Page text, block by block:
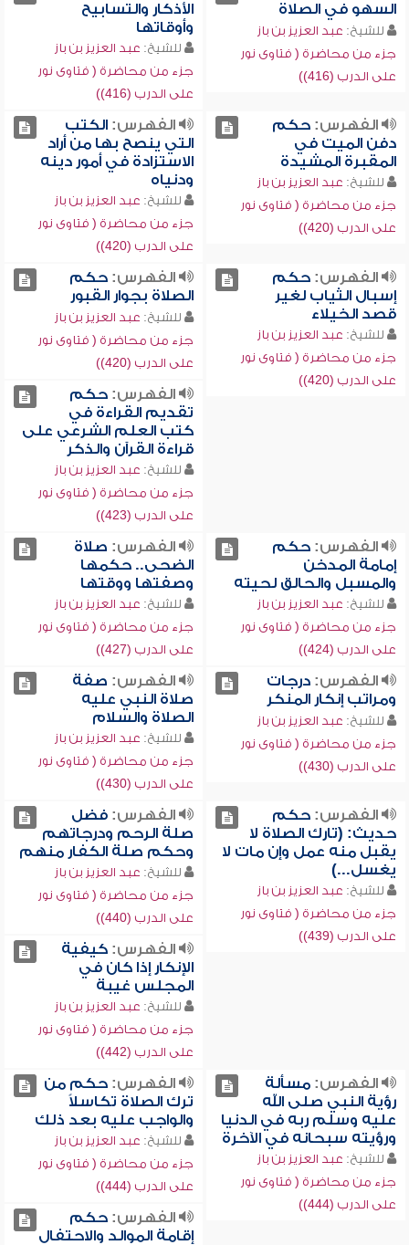
السهو في الصلاة
للشيخ: عبد العزيز بن باز
جزء من محاضرة ( فتاوى نور
على الدرب (416))
الأذكار والتسابيح
وأوقاتها
للشيخ: عبد العزيز بن باز
جزء من محاضرة ( فتاوى نور
على الدرب (416))
الفهرس:حكم
دفن الميت في
المقبرة المشيدة
للشيخ: عبد العزيز بن باز
جزء من محاضرة ( فتاوى نور
على الدرب (420))
الفهرس:الكتب
التي ينصح بها من أراد
الاستزادة في أمور دينه
ودنياه
للشيخ: عبد العزيز بن باز
جزء من محاضرة ( فتاوى نور
على الدرب (420))
الفهرس:حكم
إسبال الثياب لغير
قصد الخيلاء
للشيخ: عبد العزيز بن باز
جزء من محاضرة ( فتاوى نور
على الدرب (420))
الفهرس:حكم
الصلاة بجوار القبور
للشيخ: عبد العزيز بن باز
جزء من محاضرة ( فتاوى نور
على الدرب (420))
الفهرس:حكم
تقديم القراءة في
كتب العلم الشرعي على
قراءة القرآن والذكر
للشيخ: عبد العزيز بن باز
جزء من محاضرة ( فتاوى نور
على الدرب (423))
الفهرس:حكم
إمامة المدخن
والمسبل والحالق لحيته
للشيخ: عبد العزيز بن باز
جزء من محاضرة ( فتاوى نور
على الدرب (424))
الفهرس: صلاة
الضحى.. حكمها
وصفتها ووقتها
للشيخ: عبد العزيز بن باز
جزء من محاضرة ( فتاوى نور
على الدرب (427))
الفهرس:درجات
ومراتب إنكار المنكر
للشيخ: عبد العزيز بن باز
جزء من محاضرة ( فتاوى نور
على الدرب (430))
الفهرس: صفة
صلاة النبي عليه
الصلاة والسلام
للشيخ: عبد العزيز بن باز
جزء من محاضرة ( فتاوى نور
على الدرب (430))
الفهرس:حكم
حديث: (تارك الصلاة لا
يقبل منه عمل وإن مات لا
يغسل...)
للشيخ: عبد العزيز بن باز
جزء من محاضرة ( فتاوى نور
على الدرب (439))
الفهرس:فضل
صلة الرحم ودرجاتهم
وحكم صلة الكفار منهم
للشيخ: عبد العزيز بن باز
جزء من محاضرة ( فتاوى نور
على الدرب (440))
الفهرس:كيفية
الإنكار إذا كان في
المجلس غيبة
للشيخ: عبد العزيز بن باز
جزء من محاضرة ( فتاوى نور
على الدرب (442))
الفهرس:مسألة
رؤية النبي صلى الله
عليه وسلم ربه في الدنيا
ورؤيته سبحانه في الآخرة
للشيخ: عبد العزيز بن باز
جزء من محاضرة ( فتاوى نور
على الدرب (444))
الفهرس:حكم من
ترك الصلاة تكاسلاً
والواجب عليه بعد ذلك
للشيخ: عبد العزيز بن باز
جزء من محاضرة ( فتاوى نور
على الدرب (444))
الفهرس:حكم
إقامة الموالد والاحتفال